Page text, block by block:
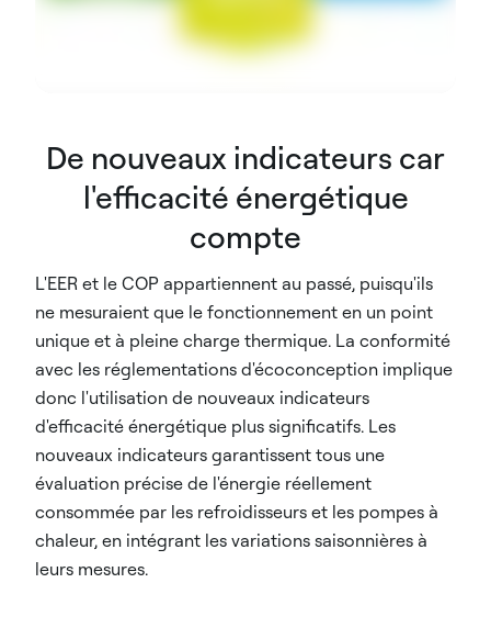
De nouveaux indicateurs car
l'efficacité énergétique
compte
L'EER et le COP appartiennent au passé, puisqu'ils
ne mesuraient que le fonctionnement en un point
unique et à pleine charge thermique. La conformité
avec les réglementations d'écoconception implique
donc l'utilisation de nouveaux indicateurs
d'efficacité énergétique plus significatifs. Les
nouveaux indicateurs garantissent tous une
évaluation précise de l'énergie réellement
consommée par les refroidisseurs et les pompes à
chaleur, en intégrant les variations saisonnières à
leurs mesures.